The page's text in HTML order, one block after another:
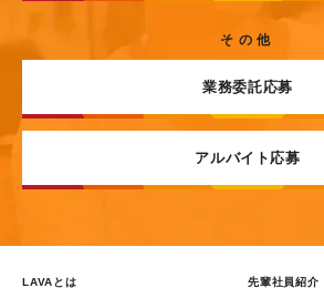
（LAVAグループ 企画ビジネス職）
エントリー（企画ビジネス職）
その他
業務委託応募
アルバイト応募
LAVAとは 先輩社員紹介